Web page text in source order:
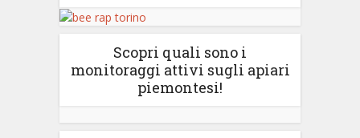
Scopri quali sono i
monitoraggi attivi sugli apiari
piemontesi!